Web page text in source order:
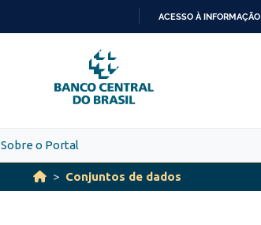
PARA
O
CONTEÚDO
ACESSO À INFORMAÇÃO
Sobre o Portal
Conjuntos de dados